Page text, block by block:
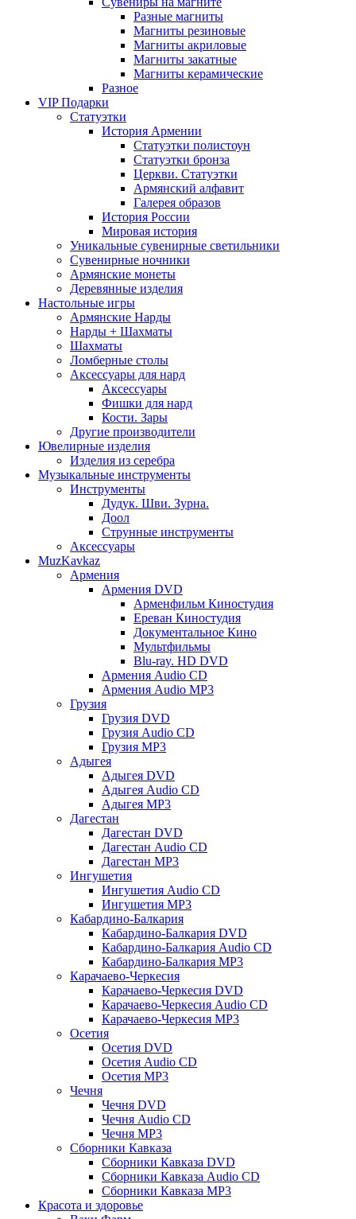
Разные магниты
Магниты резиновые
Магниты акриловые
Магниты закатные
Магниты керамические
Разное
VIP Подарки
Статуэтки
История Армении
Статуэтки полистоун
Статуэтки бронза
Церкви. Статуэтки
Армянский алфавит
Галерея образов
История России
Мировая история
Уникальные сувенирные светильники
Сувенирные ночники
Армянские монеты
Деревянные изделия
Настольные игры
Армянские Нарды
Нарды + Шахматы
Шахматы
Ломберные столы
Аксессуары для нард
Аксессуары
Фишки для нард
Кости. Зары
Другие производители
Ювелирные изделия
Изделия из серебра
Музыкальные инструменты
Инструменты
Дудук. Шви. Зурна.
Доол
Струнные инструменты
Аксессуары
MuzKavkaz
Армения
Армения DVD
Арменфильм Киностудия
Ереван Киностудия
Документальное Кино
Мультфильмы
Blu-ray. HD DVD
Армения Audio CD
Армения Audio MP3
Грузия
Грузия DVD
Грузия Audio CD
Грузия MP3
Адыгея
Адыгея DVD
Адыгея Audio CD
Адыгея MP3
Дагестан
Дагестан DVD
Дагестан Audio CD
Дагестан MP3
Ингушетия
Ингушетия Audio CD
Ингушетия MP3
Кабардино-Балкария
Кабардино-Балкария DVD
Кабардино-Балкария Audio CD
Кабардино-Балкария MP3
Карачаево-Черкесия
Карачаево-Черкесия DVD
Карачаево-Черкесия Audio CD
Карачаево-Черкесия MP3
Осетия
Осетия DVD
Осетия Audio CD
Осетия MP3
Чечня
Чечня DVD
Чечня Audio CD
Чечня MP3
Сборники Кавказа
Сборники Кавказа DVD
Сборники Кавказа Audio CD
Сборники Кавказа MP3
Красота и здоровье